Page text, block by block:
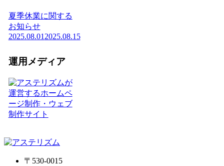
夏季休業に関する
お知らせ
2025.08.01 2025.08.15
運用メディア
〒530-0015